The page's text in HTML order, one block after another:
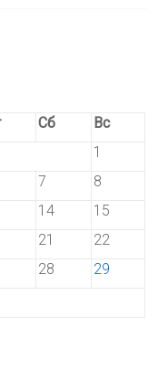
Сб
Вс
1
7
8
14
15
21
22
28
29